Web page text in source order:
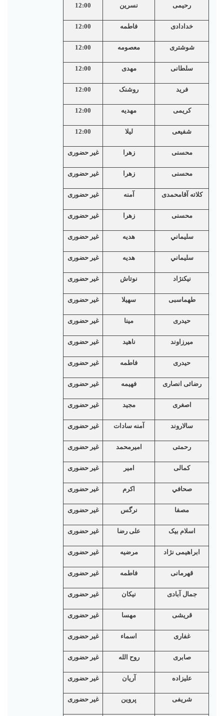
رحیمی نسرین 12:00
خدادادی فاطمه 12:00
شوشتری معصومه 12:00
سلطانی مهدی 12:00
فرید روشنک 12:00
کریمی مهدیه 12:00
شفیعی لیلا 12:00
محسنی زهرا غیر حضوری
محسنی زهرا غیر حضوری
کلاته آقامحمدی آمنه غیر حضوری
محسنی زهرا غیر حضوری
سليماني هديه غیر حضوری
سليماني هديه غیر حضوری
نیکنژاد نوتاش غیر حضوری
طهماسبی سهیلا غیر حضوری
حیدری مینا غیر حضوری
میرزاوند ناهید غیر حضوری
حیدری فاطمه غیر حضوری
رضائی انصاری فهیمه غیر حضوری
اصغری مجید غیر حضوری
سالاروند آمنه سادات غیر حضوری
رحمتی امیرمحمد غیر حضوری
کمالی امیر غیر حضوری
صحافي اکرم غیر حضوری
مصفا نرگس غیر حضوری
اسلام بیک علی رضا غیر حضوری
ابراهیمی نژاد مرضیه غیر حضوری
قهرمانی فاطمه غیر حضوری
جمال آبادی نیکان غیر حضوری
قریشی مهسا غیر حضوری
غفاری اسماء غیر حضوری
صابری روح الله غیر حضوری
علیزاده آريان غیر حضوری
شریفی پروین غیر حضوری